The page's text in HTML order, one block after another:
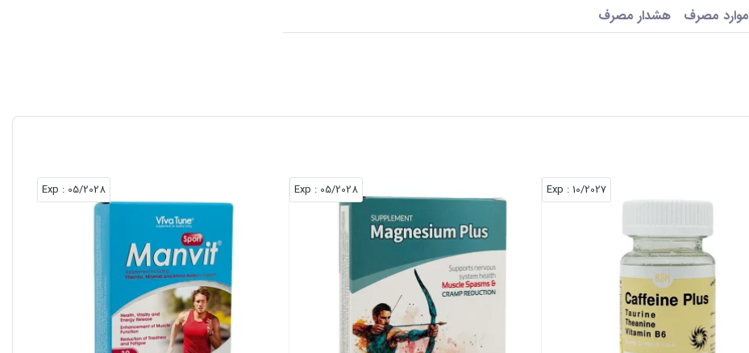
موارد مصرف هشدار مصرف
10/2027
: Exp
05/2028
: Exp
05/2028
: Exp